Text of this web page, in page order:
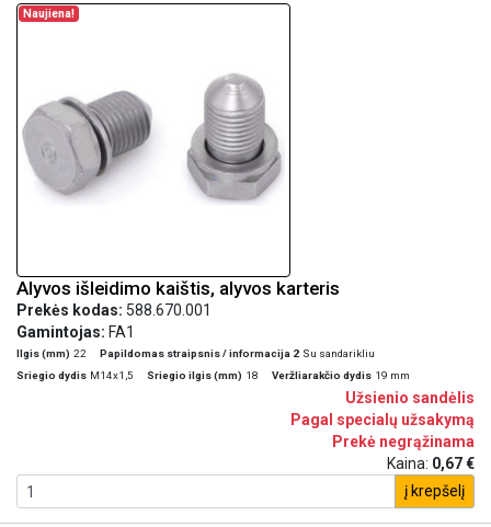
Naujiena!
Alyvos išleidimo kaištis, alyvos karteris
Prekės kodas: 588.670.001
Gamintojas: FA1
Ilgis (mm) 22 Papildomas straipsnis / informacija 2 Su sandarikliu
Sriegio dydis M14x1,5 Sriegio ilgis (mm) 18 Veržliarakčio dydis 19 mm
Užsienio sandėlis
Pagal specialų užsakymą
Prekė negrąžinama
Kaina: 0,67 €
į krepšelį